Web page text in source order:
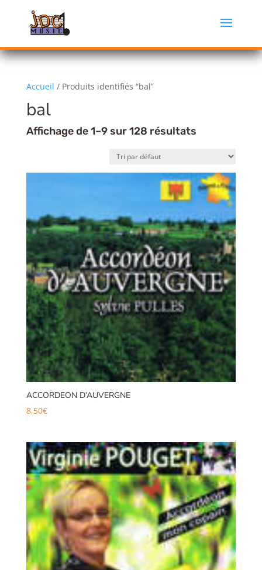
Accueil / Produits identifiés “bal”
bal
Affichage de 1–9 sur 128 résultats
ACCORDEON D’AUVERGNE
8,50€